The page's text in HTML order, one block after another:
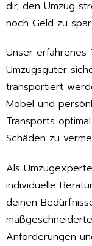
dir, den Umzug
noch Geld zu
Unser erfahrenes
Umzugsgüter
transportiert
Möbel und
Transports
Schäden zu
Als
individuelle
deinen
Anforderungen